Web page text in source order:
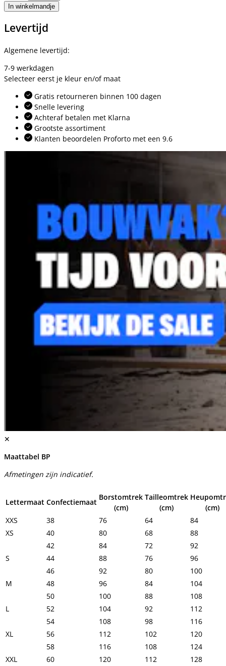
In winkelmandje
Levertijd
Algemene levertijd:
7-9 werkdagen
Selecteer eerst je kleur en/of maat
Gratis retourneren binnen 100 dagen
Snelle levering
Achteraf betalen met Klarna
Grootste assortiment
Klanten beoordelen Proforto met een 9.6
✕
Maattabel BP
Afmetingen zijn indicatief.
Lettermaat Confectiemaat
Borstomtrek
(cm)
Tailleomtrek
(cm)
(cm)
XXS
38 76 64
84
XS
40 80 68
88
42
84 72
92
S
44 88 76
96
46
92 80
100
M
48 96 84
104
50
100 88
108
L
52 104 92
112
54
108 98
116
XL
56 112 102
120
58
116 108
124
XXL
60 120 112
128